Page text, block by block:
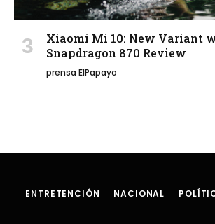
Xiaomi Mi 10: New Variant
Snapdragon 870 Review
prensa ElPapayo
ENTRETENCIÓN NACIONAL